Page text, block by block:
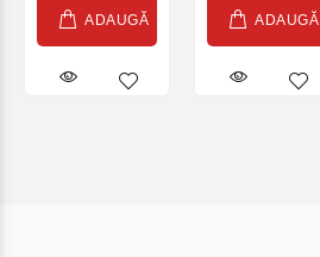
ADAUGĂ ADAUGĂ